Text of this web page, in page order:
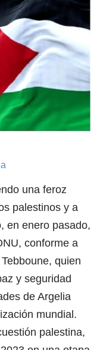
una feroz
palestinos y a
en enero pasado,
conforme a
quien
y seguridad
de Argelia
mundial.
palestina,